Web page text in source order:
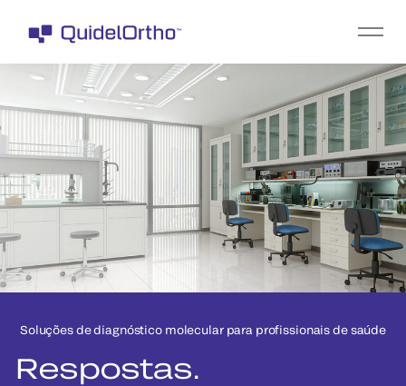
Soluções de diagnóstico molecular para profissionais de saúde
Respostas.